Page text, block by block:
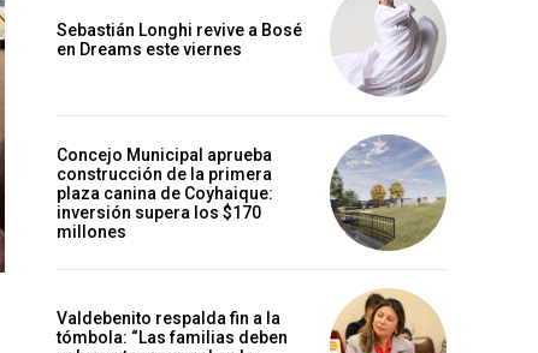
Sebastián Longhi revive a Bosé
en Dreams este viernes
Concejo Municipal aprueba
construcción de la primera
plaza canina de Coyhaique:
inversión supera los $170
millones
Valdebenito respalda fin a la
tómbola: “Las familias deben